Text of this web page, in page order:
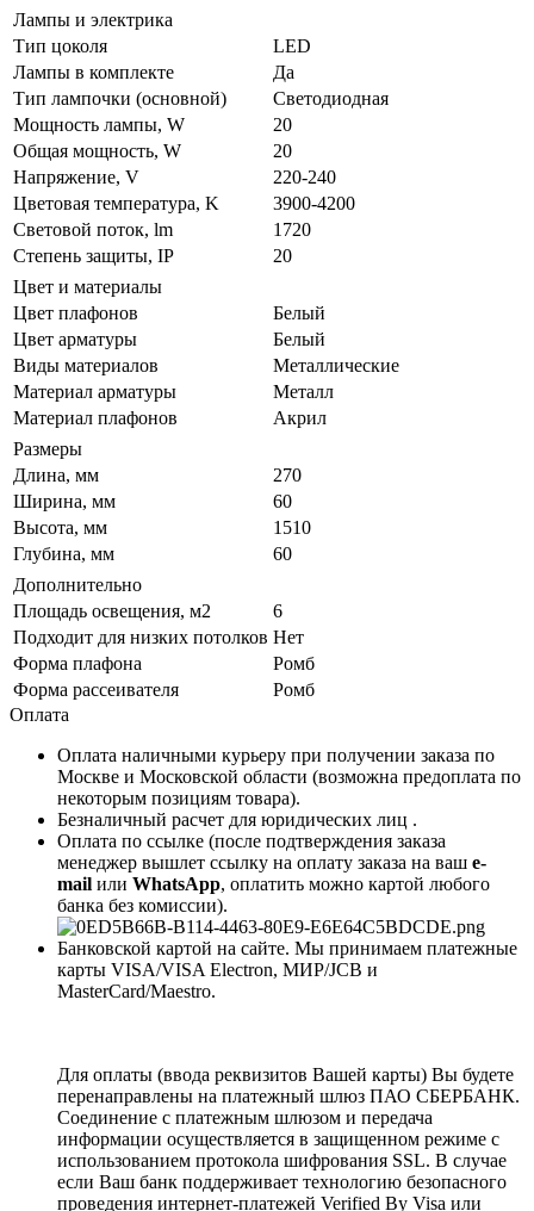
Лампы и электрика
Тип цоколя
LED
Лампы в комплекте
Да
Тип лампочки (основной)
Светодиодная
Мощность лампы, W
20
Общая мощность, W
20
Напряжение, V
220-240
Цветовая температура, K
3900-4200
Световой поток, lm
1720
Степень защиты, IP
20
Цвет и материалы
Цвет плафонов
Белый
Цвет арматуры
Белый
Виды материалов
Металлические
Материал арматуры
Металл
Материал плафонов
Акрил
Размеры
Длина, мм
270
Ширина, мм
60
Высота, мм
1510
Глубина, мм
60
Дополнительно
Площадь освещения, м2
6
Подходит для низких потолков Нет
Форма плафона
Ромб
Форма рассеивателя
Ромб
Оплата
Оплата наличными курьеру при получении заказа по
Москве и Московской области (возможна предоплата по
некоторым позициям товара).
Безналичный расчет для юридических лиц .
Оплата по ссылке (после подтверждения заказа
менеджер вышлет ссылку на оплату заказа на ваш e-
mail или WhatsApp, оплатить можно картой любого
банка без комиссии).
Банковской картой на сайте. Мы принимаем платежные
карты VISA/VISA Electron, МИР/JCB и
MasterCard/Maestro.
Для оплаты (ввода реквизитов Вашей карты) Вы будете
перенаправлены на платежный шлюз ПАО СБЕРБАНК.
Соединение с платежным шлюзом и передача
информации осуществляется в защищенном режиме с
использованием протокола шифрования SSL. В случае
если Ваш банк поддерживает технологию безопасного
проведения интернет-платежей Verified By Visa или